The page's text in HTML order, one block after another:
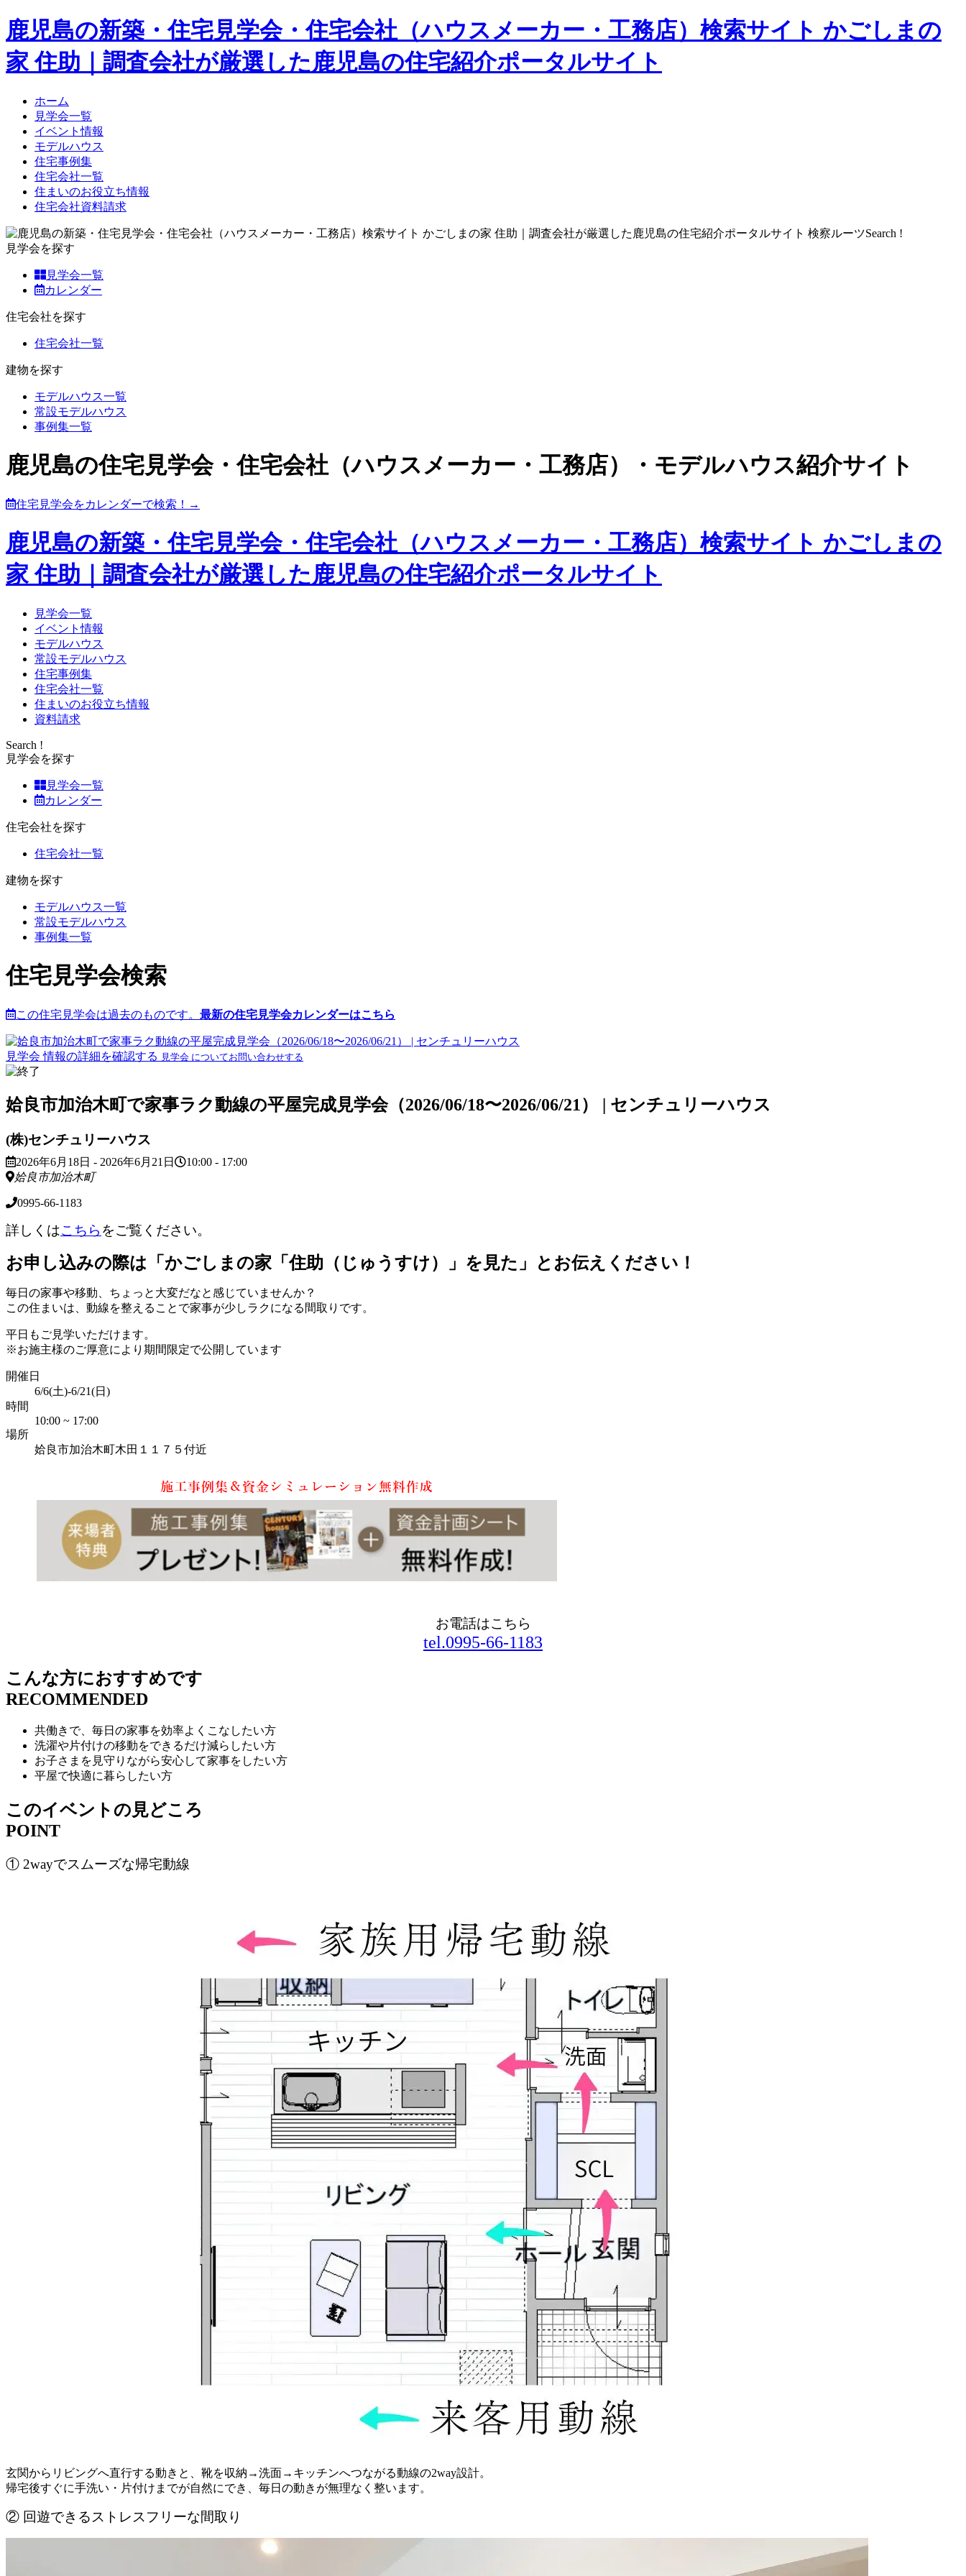
鹿児島の新築・住宅見学会・住宅会社（ハウスメーカー・工務店）検索サイト かごしまの
家 住助｜調査会社が厳選した鹿児島の住宅紹介ポータルサイト
ホーム
見学会一覧
イベント情報
モデルハウス
住宅事例集
住宅会社一覧
住まいのお役立ち情報
住宅会社資料請求
Search !
見学会を探す
見学会一覧
カレンダー
住宅会社を探す
住宅会社一覧
建物を探す
モデルハウス一覧
常設モデルハウス
事例集一覧
鹿児島の住宅見学会・住宅会社（ハウスメーカー・工務店）・モデルハウス紹介サイト
住宅見学会をカレンダーで検索！→
鹿児島の新築・住宅見学会・住宅会社（ハウスメーカー・工務店）検索サイト かごしまの
家 住助｜調査会社が厳選した鹿児島の住宅紹介ポータルサイト
見学会一覧
イベント情報
モデルハウス
常設モデルハウス
住宅事例集
住宅会社一覧
住まいのお役立ち情報
資料請求
Search !
見学会を探す
見学会一覧
カレンダー
住宅会社を探す
住宅会社一覧
建物を探す
モデルハウス一覧
常設モデルハウス
事例集一覧
住宅見学会検索
この住宅見学会は過去のものです。 最新の住宅見学会カレンダーはこちら
見学会 情報の詳細を確認する 見学会 についてお問い合わせする
姶良市加治木町で家事ラク動線の平屋完成見学会（2026/06/18〜2026/06/21） | センチュリーハウス
(株)センチュリーハウス
2026年6月18日 - 2026年6月21日
10:00 - 17:00
姶良市加治木町
0995-66-1183
詳しくはこちら をご覧ください。
お申し込みの際は「かごしまの家「住助（じゅうすけ）」を見た」とお伝えください！
毎日の家事や移動、ちょっと大変だなと感じていませんか？
この住まいは、動線を整えることで家事が少しラクになる間取りです。
平日もご見学いただけます。
※お施主様のご厚意により期間限定で公開しています
開催日
6/6(土)-6/21(日)
時間
10:00 ~ 17:00
場所
姶良市加治木町木田１１７５付近
お電話はこちら
tel.0995-66-1183
こんな方におすすめです
RECOMMENDED
共働きで、毎日の家事を効率よくこなしたい方
洗濯や片付けの移動をできるだけ減らしたい方
お子さまを見守りながら安心して家事をしたい方
平屋で快適に暮らしたい方
このイベントの見どころ
POINT
① 2wayでスムーズな帰宅動線
玄関からリビングへ直行する動きと、靴を収納→洗面→キッチンへつながる動線の2way設計。
帰宅後すぐに手洗い・片付けまでが自然にでき、毎日の動きが無理なく整います。
② 回遊できるストレスフリーな間取り